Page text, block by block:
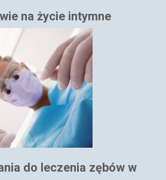
na życie intymne
do leczenia zębów w